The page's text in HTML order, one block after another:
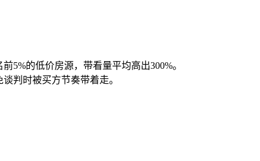
5%的低价房源，带看量平均高出300%。
判时被买方节奏带着走。